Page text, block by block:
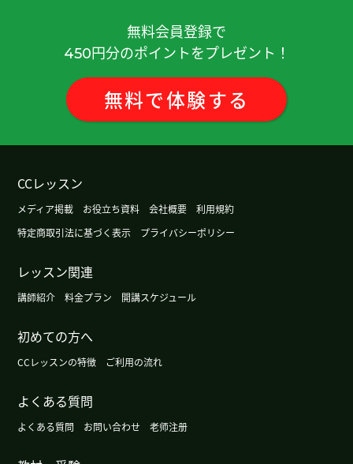
昨天谢谢您给我看很漂亮的地方的照片～！哪里很
好看了，而且您的话也很有意思了！ 谢谢您，下次
今天也谢谢真優老师教我中文。“穿着“和“长着“的
是“yao“和“ling”，我明白了。然后，虽然我说的发
我，感谢您。下次见！
谢谢。下次见吧。 ( 男性 )
谢谢您！这周星期四也请多关照！
真優老师，今天也真的谢谢您。因为忘记了的词语
学习。谢谢您。
無料会員登録で
450円分のポイントをプレゼント！
無料で体験する
CCレッスン
メディア掲載 お役立ち資料 会社概要
利用規約
特定商取引法に基づく表示
プライバシーポリシー
レッスン関連
講師紹介 料金プラン 開講スケジュール
初めての方へ
CCレッスンの特徴 ご利用の流れ
よくある質問
よくある質問 お問い合わせ 老师注册